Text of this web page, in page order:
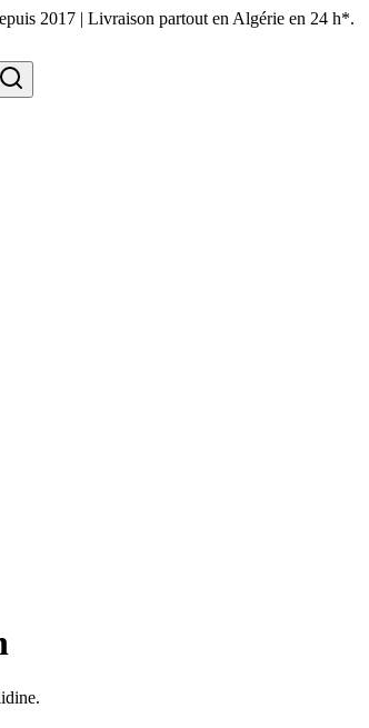
2017 | Livraison partout en Algérie en 24 h*.